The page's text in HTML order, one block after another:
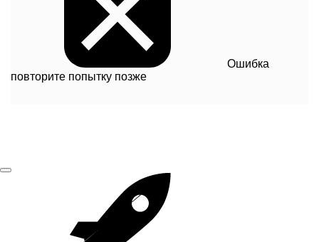
Ошибка
повторите попытку позже